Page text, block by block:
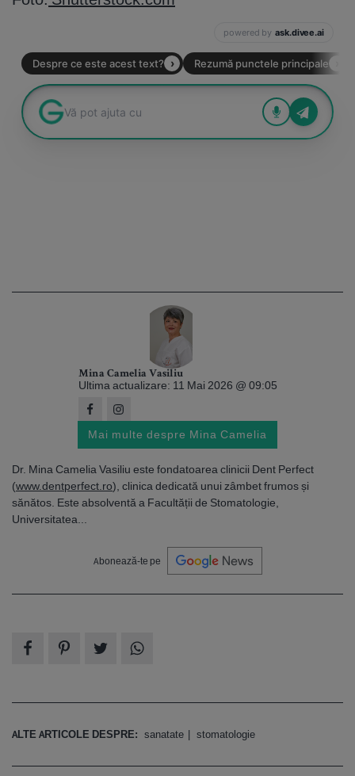
Mina Camelia Vasiliu
Ultima actualizare: 11 Mai 2026 @ 09:05
Mai multe despre Mina Camelia
Dr. Mina Camelia Vasiliu este fondatoarea clinicii Dent Perfect
(www.dentperfect.ro), clinica dedicată unui zâmbet frumos și
sănătos. Este absolventă a Facultății de Stomatologie,
Universitatea...
Abonează-te pe
ALTE ARTICOLE DESPRE: sanatate stomatologie